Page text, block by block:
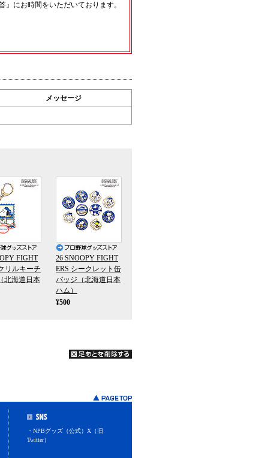
にお時間をいただいております。
メッセージ
FIGHT
リルキーチ
北海道日本
26 SNOOPY FIGHT
ERS シークレット缶
バッジ（北海道日本
ハム）
¥500
・NPBグッズ（公式）X（旧
Twitter）